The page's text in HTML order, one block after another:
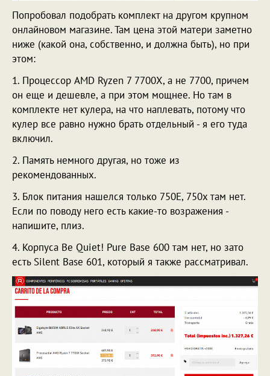
Попробовал подобрать комплект на другом крупном
онлайновом магазине. Там цена этой матери заметно
ниже (какой она, собственно, и должна быть), но при
этом:
1. Процессор AMD Ryzen 7 7700X, а не 7700, причем
он еще и дешевле, а при этом мощнее. Но там в
комплекте нет кулера, на что наплевать, потому что
кулер все равно нужно брать отдельный - я его туда
включил.
2. Память немного другая, но тоже из
рекомендованных.
3. Блок питания нашелся только 750E, 750x там нет.
Если по поводу него есть какие-то возражения -
напишите, плиз.
4. Корпуса Be Quiet! Pure Base 600 там нет, но зато
есть Silent Base 601, который я также рассматривал.